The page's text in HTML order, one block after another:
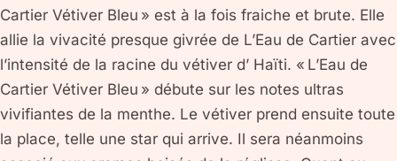
Cartier Vétiver Bleu » est à la fois fraiche et brute. Elle
allie la vivacité presque givrée de L’Eau de Cartier avec
l’intensité de la racine du vétiver d’ Haïti. « L’Eau de
Cartier Vétiver Bleu » débute sur les notes ultras
vivifiantes de la menthe. Le vétiver prend ensuite toute
la place, telle une star qui arrive. Il sera néanmoins